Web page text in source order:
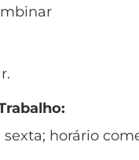
sexta; horário